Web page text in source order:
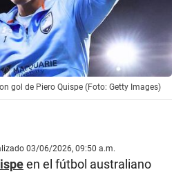
gol de Piero Quispe (Foto: Getty Images)
03/06/2026, 09:50 a.m.
en el fútbol australiano